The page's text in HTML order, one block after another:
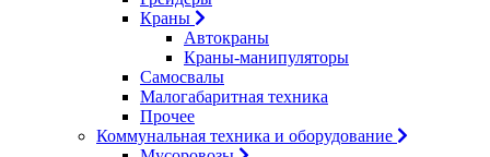
Краны
Автокраны
Краны-манипуляторы
Самосвалы
Малогабаритная техника
Прочее
Коммунальная техника и оборудование